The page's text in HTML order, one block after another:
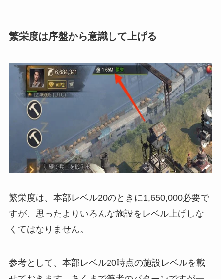
繁栄度は序盤から意識して上げる
繁栄度は、本部レベル20のときに1,650,000必要で
すが、思ったよりいろんな施設をレベル上げしな
くてはなりません。
参考として、本部レベル20時点の施設レベルを載